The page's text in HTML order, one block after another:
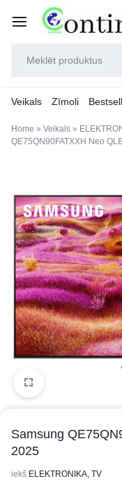
Veikals Zīmoli
Home » Veikals »
QE75QN90FATXXH Neo
Samsung
2025
iekš ELEKTRONIKA, TV